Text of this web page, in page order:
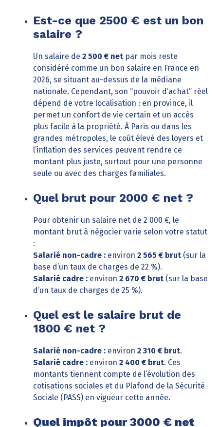
Est-ce que 2500 € est un bon
salaire ?
Un salaire de 2 500 € net par mois reste
considéré comme un bon salaire en France en
2026, se situant au-dessus de la médiane
nationale. Cependant, son “pouvoir d’achat” réel
dépend de votre localisation : en province, il
permet un confort de vie certain et un accès
plus facile à la propriété. À Paris ou dans les
grandes métropoles, le coût élevé des loyers et
l’inflation des services peuvent rendre ce
montant plus juste, surtout pour une personne
seule ou avec des charges familiales.
Quel brut pour 2000 € net ?
Pour obtenir un salaire net de 2 000 €, le
montant brut à négocier varie selon votre statut
:
Salarié non-cadre : environ 2 565 € brut (sur la
base d’un taux de charges de 22 %).
Salarié cadre : environ 2 670 € brut (sur la base
d’un taux de charges de 25 %).
Quel est le salaire brut de
1800 € net ?
Salarié non-cadre : environ 2 310 € brut.
Salarié cadre : environ 2 400 € brut. Ces
montants tiennent compte de l’évolution des
cotisations sociales et du Plafond de la Sécurité
Sociale (PASS) en vigueur cette année.
Quel impôt pour 3000 € net